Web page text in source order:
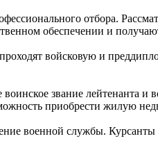
отбора.
обеспечении и
войсковую и
звание лейтенанта
приобрести жилую
военной службы.